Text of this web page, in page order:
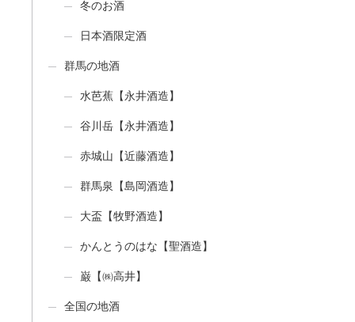
冬のお酒
日本酒限定酒
群馬の地酒
水芭蕉【永井酒造】
谷川岳【永井酒造】
赤城山【近藤酒造】
群馬泉【島岡酒造】
大盃【牧野酒造】
かんとうのはな【聖酒造】
巌【㈱高井】
全国の地酒